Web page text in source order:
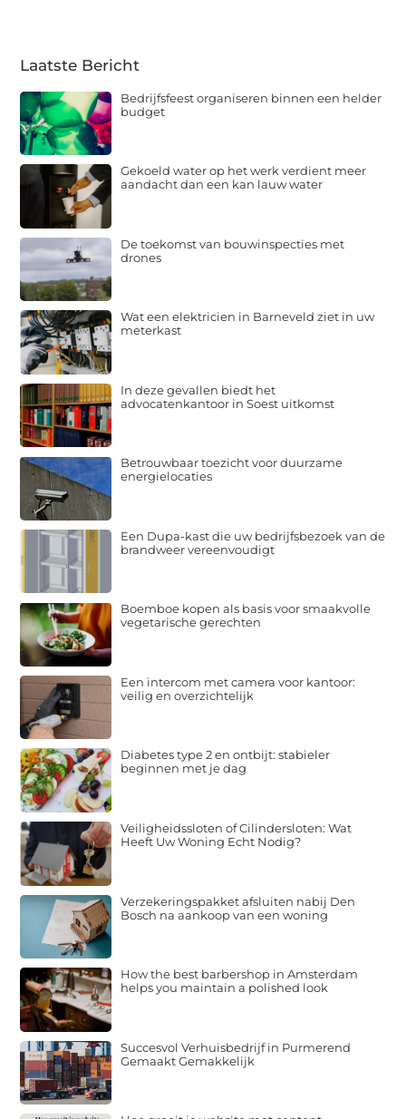
Laatste Bericht
Bedrijfsfeest organiseren binnen een helder
budget
Gekoeld water op het werk verdient meer
aandacht dan een kan lauw water
De toekomst van bouwinspecties met
drones
Wat een elektricien in Barneveld ziet in uw
meterkast
In deze gevallen biedt het
advocatenkantoor in Soest uitkomst
Betrouwbaar toezicht voor duurzame
energielocaties
Een Dupa-kast die uw bedrijfsbezoek van de
brandweer vereenvoudigt
Boemboe kopen als basis voor smaakvolle
vegetarische gerechten
Een intercom met camera voor kantoor:
veilig en overzichtelijk
Diabetes type 2 en ontbijt: stabieler
beginnen met je dag
Veiligheidssloten of Cilindersloten: Wat
Heeft Uw Woning Echt Nodig?
Verzekeringspakket afsluiten nabij Den
Bosch na aankoop van een woning
How the best barbershop in Amsterdam
helps you maintain a polished look
Succesvol Verhuisbedrijf in Purmerend
Gemaakt Gemakkelijk